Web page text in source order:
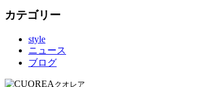
カテゴリー
style
ニュース
ブログ
クオレア